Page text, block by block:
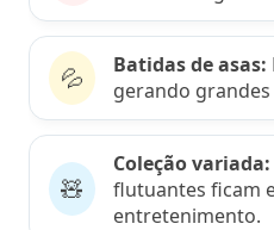
💦 Batidas de asas:
gerando
🧸
Coleção variada:
flutuantes ficam
entretenimento.